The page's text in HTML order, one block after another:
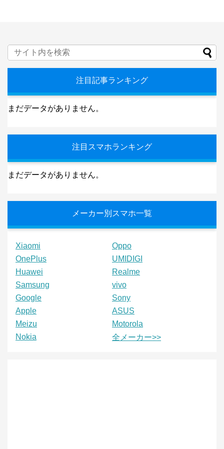
注目記事ランキング
まだデータがありません。
注目スマホランキング
まだデータがありません。
メーカー別スマホ一覧
Xiaomi
Oppo
OnePlus
UMIDIGI
Huawei
Realme
Samsung
vivo
Google
Sony
Apple
ASUS
Meizu
Motorola
Nokia
全メーカー>>